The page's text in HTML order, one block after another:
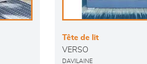
Tête de lit
VERSO
DAVILAINE